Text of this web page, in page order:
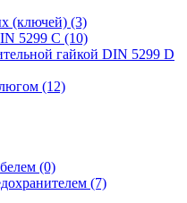
(ключей) (3)
5299 C (10)
гайкой DIN 5299 D
(12)
(0)
(7)